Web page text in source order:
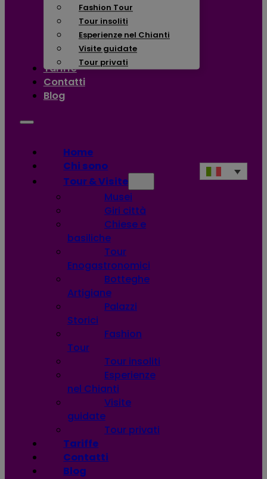
Fashion Tour
Tour insoliti
Esperienze nel Chianti
Visite guidate
Tour privati
Tariffe
Contatti
Blog
Home
Chi sono
Tour & Visite
Musei
Giri città
Chiese e
basiliche
Tour
Enogastronomici
Botteghe
Artigiane
Palazzi
Storici
Fashion
Tour
Tour insoliti
Esperienze
nel Chianti
Visite
guidate
Tour privati
Tariffe
Contatti
Blog